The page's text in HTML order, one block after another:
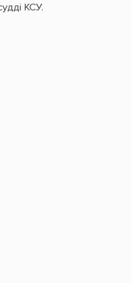
КСУ.